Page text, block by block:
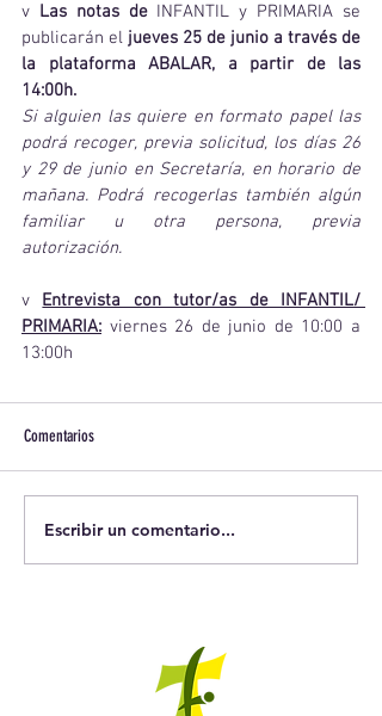
v Las notas de INFANTIL y PRIMARIA se
publicarán el jueves 25 de junio a través de
la plataforma ABALAR, a partir de las
14:00h.
Si alguien las quiere en formato papel las
podrá recoger, previa solicitud, los días 26
y 29 de junio en Secretaría, en horario de
mañana. Podrá recogerlas también algún
familiar u otra persona, previa
autorización.
v Entrevista con tutor/as de INFANTIL/
PRIMARIA: viernes 26 de junio de 10:00 a
13:00h
Comentarios
Escribir un comentario...